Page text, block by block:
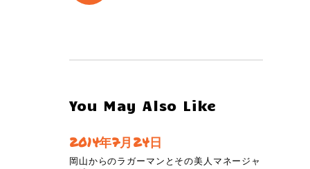
You May Also Like
2014年7月24日
岡山からのラガーマンとその美人マネージャ